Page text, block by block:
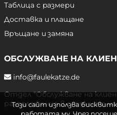
Таблица с размери
Доставка и плащане
Връщане и замяна
ОБСЛУЖВАНЕ НА
info@faulekatze.de
Отдел "Обслужване на
разположение в следните
Този сайт използва